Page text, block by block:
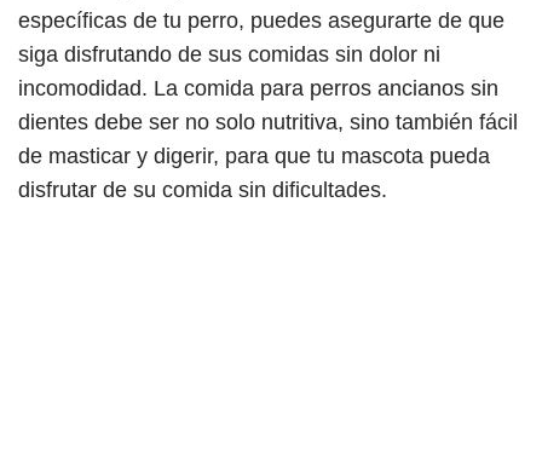
específicas de tu perro, puedes asegurarte de que
siga disfrutando de sus comidas sin dolor ni
incomodidad. La comida para perros ancianos sin
dientes debe ser no solo nutritiva, sino también fácil
de masticar y digerir, para que tu mascota pueda
disfrutar de su comida sin dificultades.